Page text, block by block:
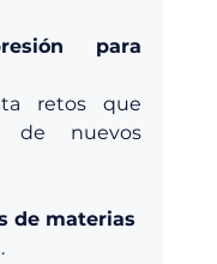
para
retos que
de nuevos
de materias
.